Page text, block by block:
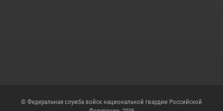
© Федеральная служба войск национальной гвардии Российской